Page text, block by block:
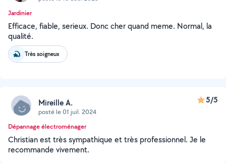
Jardinier
Efficace, fiable, serieux. Donc cher quand meme. Normal, la
qualité.
Très soigneux
Mireille A.
posté le 01 juil. 2024
5/5
Dépannage électroménager
Christian est très sympathique et très professionnel. Je le
recommande vivement.